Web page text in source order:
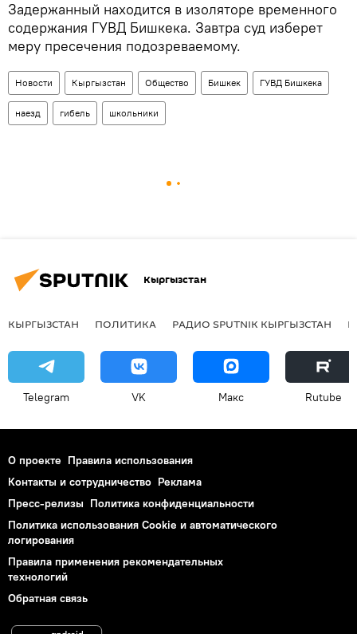
Задержанный находится в изоляторе временного
содержания ГУВД Бишкека. Завтра суд изберет
меру пресечения подозреваемому.
Новости Кыргызстан Общество Бишкек ГУВД Бишкека
наезд гибель школьники
Кыргызстан
КЫРГЫЗСТАН ПОЛИТИКА РАДИО SPUTNIK КЫРГЫЗСТАН
Telegram VK Макс Rutube
О проекте Правила использования
Контакты и сотрудничество Реклама
Пресс-релизы Политика конфиденциальности
Политика использования Cookie и автоматического
логирования
Правила применения рекомендательных
технологий
Обратная связь